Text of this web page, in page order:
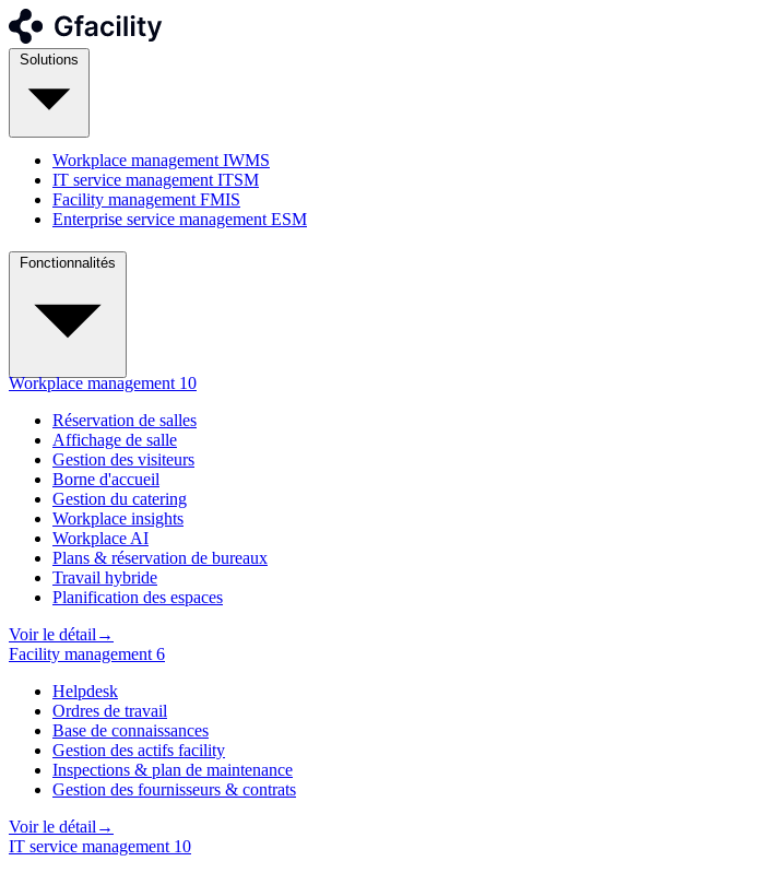
Workplace management IWMS
IT service management ITSM
Facility management FMIS
Enterprise service management ESM
Workplace management 10
Réservation de salles
Affichage de salle
Gestion des visiteurs
Borne d'accueil
Gestion du catering
Workplace insights
Workplace AI
Plans & réservation de bureaux
Travail hybride
Planification des espaces
Voir le détail →
Facility management 6
Helpdesk
Ordres de travail
Base de connaissances
Gestion des actifs facility
Inspections & plan de maintenance
Gestion des fournisseurs & contrats
Voir le détail →
IT service management 10